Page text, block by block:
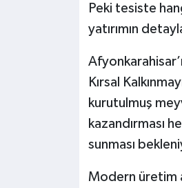
Peki tesiste
yatırımın
Kırsal
kurutulmuş
kazandırması
sunması
Modern üretim